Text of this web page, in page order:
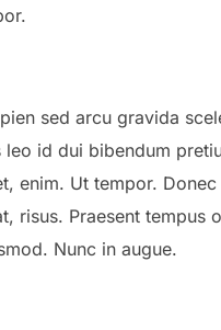
sed arcu gravida
leo id dui bibendum
enim. Ut tempor.
risus. Praesent tempus
Nunc in augue.